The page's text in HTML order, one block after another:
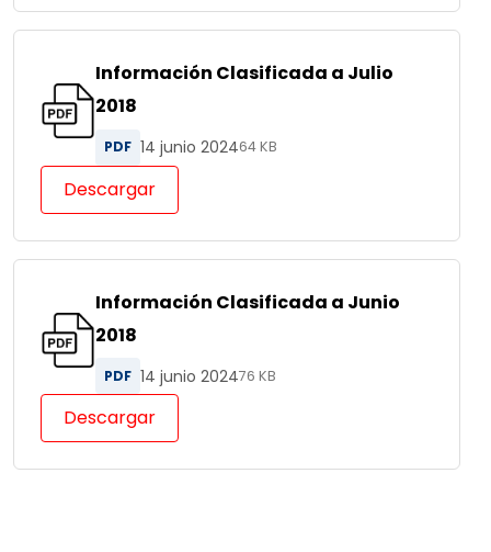
Información Clasificada a Julio
2018
PDF 14 junio 202464 KB
Descargar
Información Clasificada a Junio
2018
PDF 14 junio 202476 KB
Descargar